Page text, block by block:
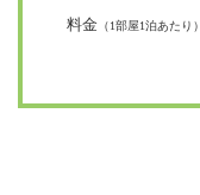
料金 （1部屋1泊あたり）